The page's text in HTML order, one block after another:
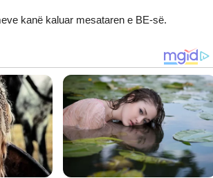
kanë kaluar mesataren e BE-së.